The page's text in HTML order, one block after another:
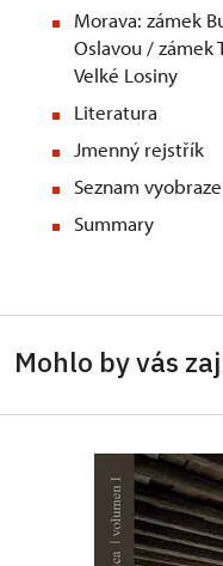
Morava: zámek
Oslavou / zámek
Velké Losiny
Literatura
Jmenný rejstřík
Seznam
Summary
Mohlo by vás